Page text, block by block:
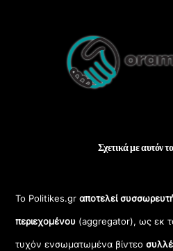
Σχετικά με αυτόν
Το Politikes.grαποτελεί
περιεχομένου (aggregator), ως εκ
τυχόν ενσωματωμένα βίντεο